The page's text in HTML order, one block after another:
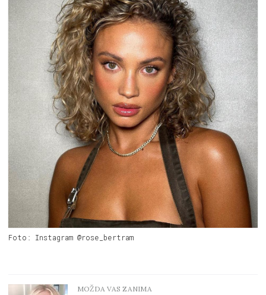
Foto: Instagram @rose_bertram
MOŽDA VAS ZANIMA